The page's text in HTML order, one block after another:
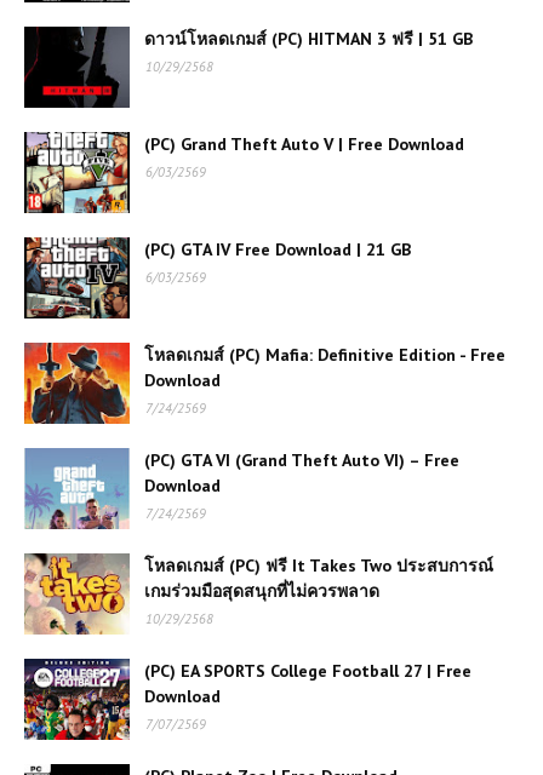
Rogue Shift เกมแข่งรถสายทำลายสุด
มันส์ เล่นฟรีครบทุกความเดือด 🚗💥
リ เกมสยองขวัญเอาชีวิตรอดใต้ทะเลสุด
หลอนที่คุณต้องลอง
ต่อสู้ซูเปอร์ฮีโร่สุดเดือด เล่นฟรี ภาพโหด
แอ็กชันมันส์สะใจ 💥🔥
(PC) Assassin’s Creed Odyssey |
Free Download
(PC) Counter Strike 1.6 | Free
Download
(PC) METAL GEAR SOLID V:
GROUND ZEROES | Free
Download
(PC) Naruto: Ultimate Ninja Storm
Free Download | 6.2 GB
ดาวน์โหลดเกมส์ (PC) HITMAN 3 ฟรี | 51 GB
10/29/2568
(PC) Grand Theft Auto V | Free Download
6/03/2569
(PC) GTA IV Free Download | 21 GB
6/03/2569
โหลดเกมส์ (PC) Mafia: Definitive Edition - Free
Download
7/24/2569
(PC) GTA VI (Grand Theft Auto VI) – Free
Download
7/24/2569
โหลดเกมส์ (PC) ฟรี It Takes Two ประสบการณ์
เกมร่วมมือสุดสนุกที่ไม่ควรพลาด
10/29/2568
(PC) EA SPORTS College Football 27 | Free
Download
7/07/2569